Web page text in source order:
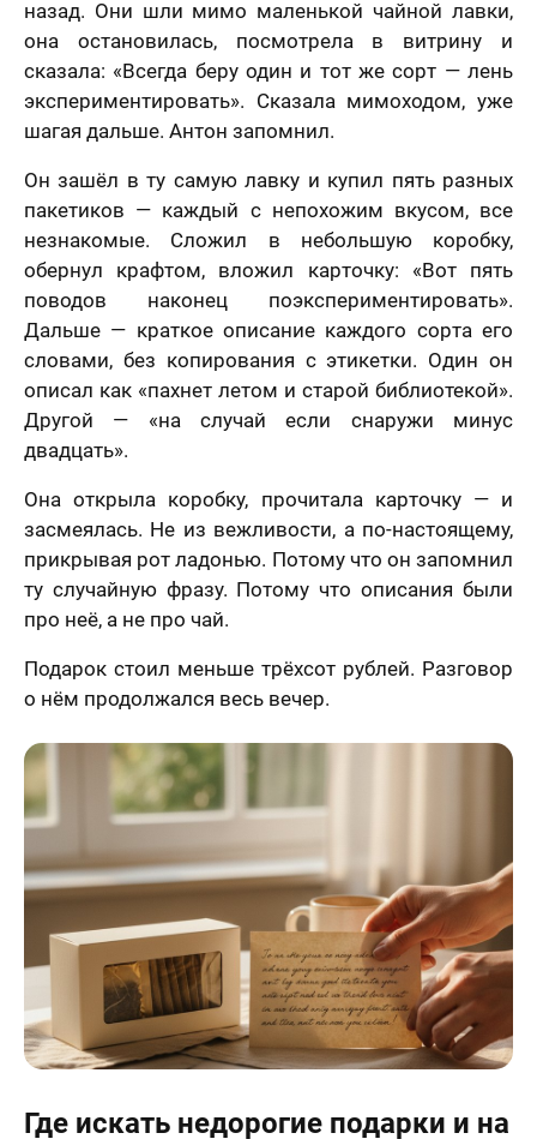
назад. Они шли мимо маленькой чайной лавки,
она остановилась, посмотрела в витрину и
сказала: «Всегда беру один и тот же сорт — лень
экспериментировать». Сказала мимоходом, уже
шагая дальше. Антон запомнил.
Он зашёл в ту самую лавку и купил пять разных
пакетиков — каждый с непохожим вкусом, все
незнакомые. Сложил в небольшую коробку,
обернул крафтом, вложил карточку: «Вот пять
поводов наконец поэкспериментировать».
Дальше — краткое описание каждого сорта его
словами, без копирования с этикетки. Один он
описал как «пахнет летом и старой библиотекой».
Другой — «на случай если снаружи минус
двадцать».
Она открыла коробку, прочитала карточку — и
засмеялась. Не из вежливости, а по-настоящему,
прикрывая рот ладонью. Потому что он запомнил
ту случайную фразу. Потому что описания были
про неё, а не про чай.
Подарок стоил меньше трёхсот рублей. Разговор
о нём продолжался весь вечер.
Где искать недорогие подарки и на